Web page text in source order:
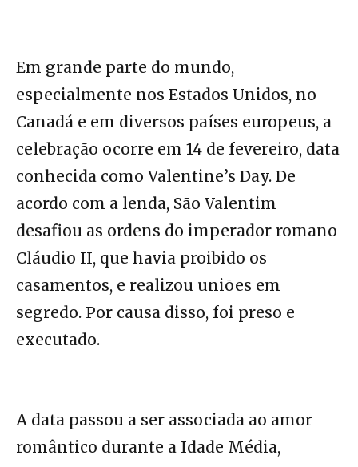
Em grande parte do mundo,
especialmente nos Estados Unidos, no
Canadá e em diversos países europeus, a
celebração ocorre em 14 de fevereiro, data
conhecida como Valentine’s Day. De
acordo com a lenda, São Valentim
desafiou as ordens do imperador romano
Cláudio II, que havia proibido os
casamentos, e realizou uniões em
segredo. Por causa disso, foi preso e
executado.
A data passou a ser associada ao amor
romântico durante a Idade Média,